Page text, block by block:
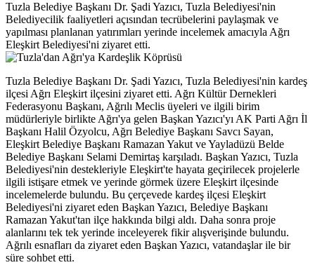
Tuzla Belediye Başkanı Dr. Şadi Yazıcı, Tuzla Belediyesi'nin
Belediyecilik faaliyetleri açısından tecrübelerini paylaşmak ve
yapılması planlanan yatırımları yerinde incelemek amacıyla Ağrı
Eleşkirt Belediyesi'ni ziyaret etti.
Tuzla Belediye Başkanı Dr. Şadi Yazıcı, Tuzla Belediyesi'nin kardeş
ilçesi Ağrı Eleşkirt ilçesini ziyaret etti. Ağrı Kültür Dernekleri
Federasyonu Başkanı, Ağrılı Meclis üyeleri ve ilgili birim
müdürleriyle birlikte Ağrı'ya gelen Başkan Yazıcı'yı AK Parti Ağrı İl
Başkanı Halil Özyolcu, Ağrı Belediye Başkanı Savcı Sayan,
Eleşkirt Belediye Başkanı Ramazan Yakut ve Yayladüzü Belde
Belediye Başkanı Selami Demirtaş karşıladı. Başkan Yazıcı, Tuzla
Belediyesi'nin destekleriyle Eleşkirt'te hayata geçirilecek projelerle
ilgili istişare etmek ve yerinde görmek üzere Eleşkirt ilçesinde
incelemelerde bulundu. Bu çerçevede kardeş ilçesi Eleşkirt
Belediyesi'ni ziyaret eden Başkan Yazıcı, Belediye Başkanı
Ramazan Yakut'tan ilçe hakkında bilgi aldı. Daha sonra proje
alanlarını tek tek yerinde inceleyerek fikir alışverişinde bulundu.
Ağrılı esnafları da ziyaret eden Başkan Yazıcı, vatandaşlar ile bir
süre sohbet etti.